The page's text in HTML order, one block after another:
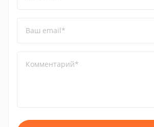
Ваш email*
Комментарий*